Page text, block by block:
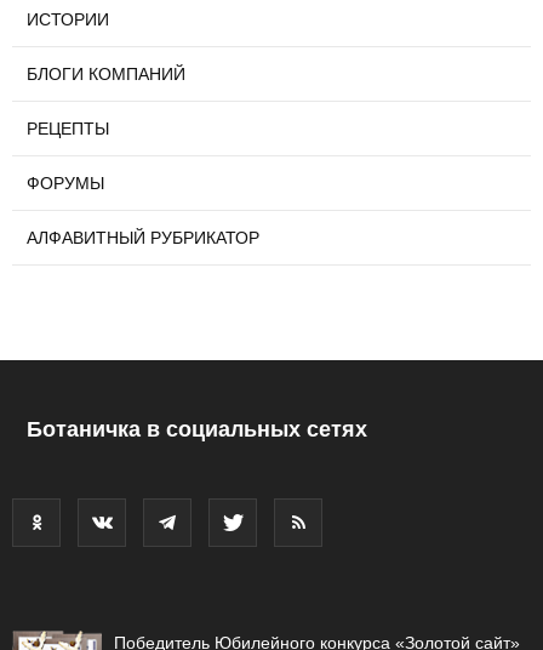
ИСТОРИИ
БЛОГИ КОМПАНИЙ
РЕЦЕПТЫ
ФОРУМЫ
АЛФАВИТНЫЙ РУБРИКАТОР
Ботаничка в социальных сетях
Победитель Юбилейного конкурса «Золотой сайт»